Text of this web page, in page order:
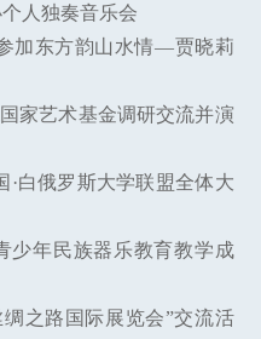
人独奏音乐会
加东方韵山水情—贾晓莉
家艺术基金调研交流并演
·白俄罗斯大学联盟全体大
少年民族器乐教育教学成
之路国际展览会”交流活